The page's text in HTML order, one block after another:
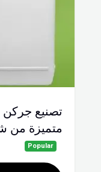
متميزة من
Popular